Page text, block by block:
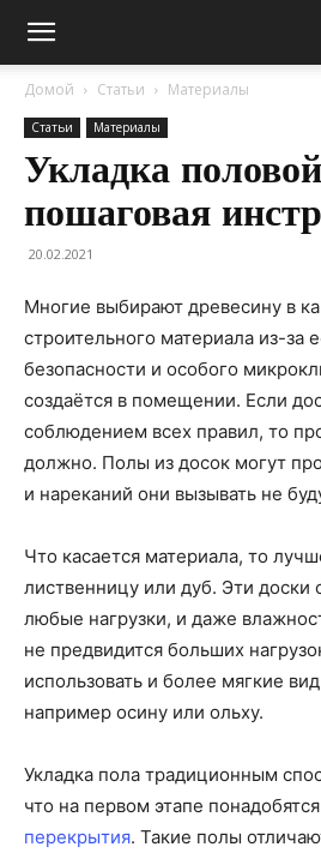
Домой Статьи Материалы
Статьи Материалы
Укладка
пошаговая
20.02.2021
Многие выбирают древесину в
строительного материала из-за
безопасности и особого
создаётся в помещении. Если
соблюдением всех правил, то
должно. Полы из досок могут
и нареканий они вызывать не
Что касается материала, то
лиственницу или дуб. Эти доски
любые нагрузки, и даже
не предвидится больших
использовать и более мягкие
например осину или ольху.
Укладка пола традиционным
что на первом этапе понадобятся
перекрытия. Такие полы